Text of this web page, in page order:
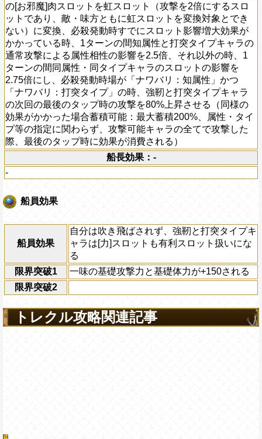
の[お邪魔]肉スロットを虹スロット（攻撃を2倍にするスロ
ットであり、敵・味方ともに虹スロットを変換対象とでき
ない）に変換、必殺発動時すでにスロット影響増大効果が
かかっている時、1ターンの間知属性と打突タイプキャラの
通常攻撃による属性相性の影響を2.5倍、それ以外の時、1
ターンの間同属性・同タイプキャラのスロットの影響を
2.75倍にし、必殺発動時場が「ナワバリ：知属性」かつ
「ナワバリ：打突タイプ」の時、強靭と打突タイプキャラ
の次回の最後のタップ時の攻撃を80%上昇させる（同様の
効果がかかった場合蓄積可能：最大蓄積200%、属性・タイ
プ等の指定に関わらず、攻撃可能キャラの全てで攻撃した
際、最後のタップ時に効果が消費される）
船長効果：-
-
船員効果
船員効果
自分は吹き飛ばされず、強靭と打突タイプキ
ャラは[力]スロットも有利スロット扱いにな
る
限界突破1
一味の基礎攻撃力と基礎体力が+150される
限界突破2
トレクル攻略関連記事